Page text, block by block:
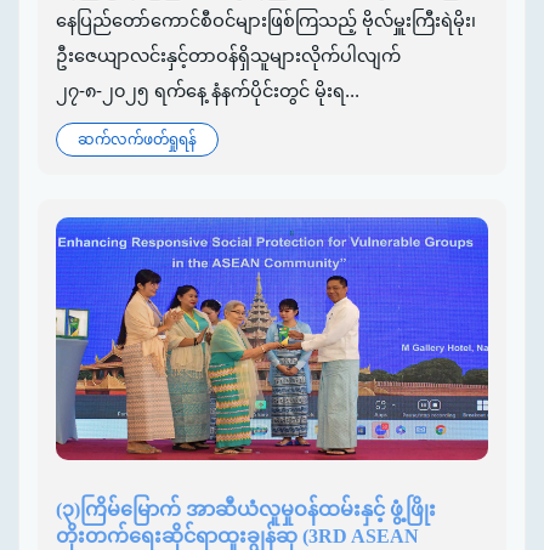
နေပြည်တော်ကောင်စီဝင်များဖြစ်ကြသည့် ဗိုလ်မှူးကြီးရဲမိုး၊
ဦးဇေယျာလင်းနှင့်တာဝန်ရှိသူများလိုက်ပါလျက်
၂၇-၈-၂၀၂၅ ရက်နေ့ နံနက်ပိုင်းတွင် မိုးရ...
ဆက်လက်ဖတ်ရှုရန်
(၃)ကြိမ်မြောက် အာဆီယံလူမှုဝန်ထမ်းနှင့် ဖွံ့ဖြိုး
တိုးတက်ရေးဆိုင်ရာထူးချွန်ဆု (3RD ASEAN